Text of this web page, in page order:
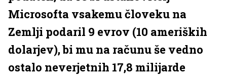
Microsofta vsakemu človeku na
Zemlji podaril 9 evrov (10 ameriških
dolarjev), bi mu na računu še vedno
ostalo neverjetnih 17,8 milijarde